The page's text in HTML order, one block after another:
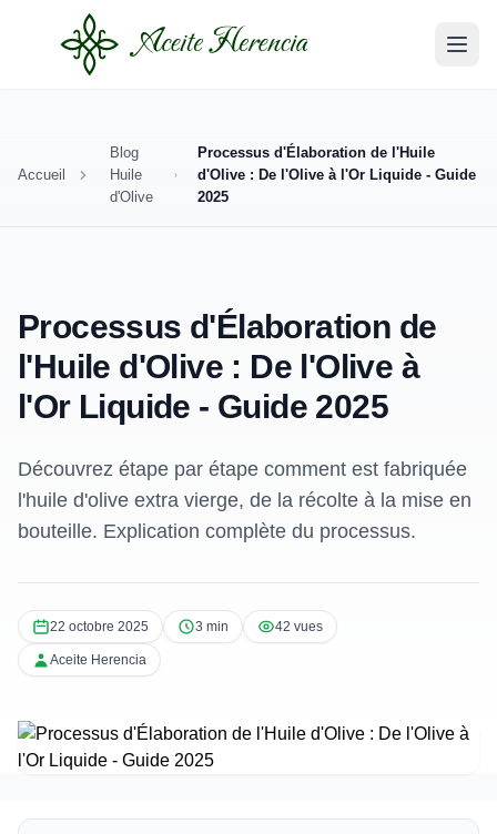
Accueil
Blog
Huile
d'Olive
Processus d'Élaboration de l'Huile
d'Olive : De l'Olive à l'Or Liquide - Guide
2025
Processus d'Élaboration de
l'Huile d'Olive : De l'Olive à
l'Or Liquide - Guide 2025
Découvrez étape par étape comment est fabriquée
l'huile d'olive extra vierge, de la récolte à la mise en
bouteille. Explication complète du processus.
22 octobre 2025 3 min 42 vues
Aceite Herencia